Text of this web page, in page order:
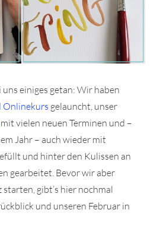
einiges getan: Wir haben
Onlinekurs gelauncht, unser
mit vielen neuen Terminen und –
Jahr – auch wieder mit
und hinter den Kulissen an
gearbeitet. Bevor wir aber
gibt’s hier nochmal
und unseren Februar in